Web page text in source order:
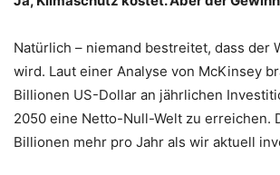
Natürlich – niemand bestreitet, dass der
wird. Laut einer Analyse von McKinsey
Billionen US-Dollar an jährlichen
2050 eine Netto-Null-Welt zu erreichen.
Billionen mehr pro Jahr als wir aktuell